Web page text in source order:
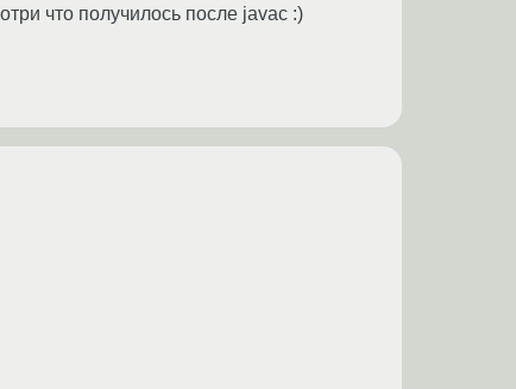
что получилось после javac :)